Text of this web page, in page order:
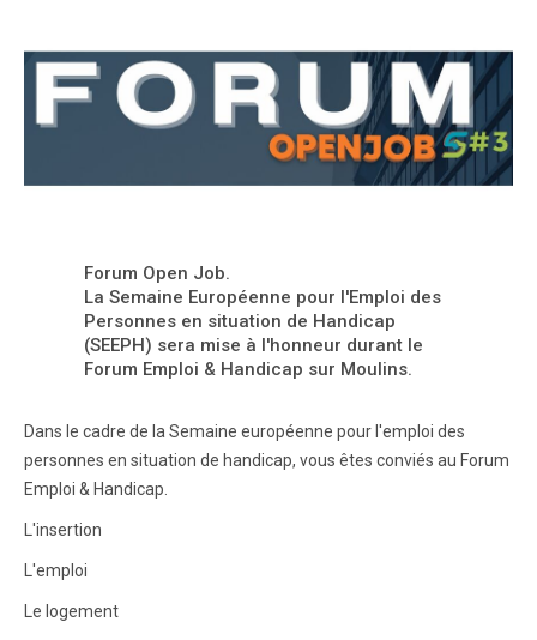
Forum Open Job.
La Semaine Européenne pour l'Emploi des
Personnes en situation de Handicap
(SEEPH) sera mise à l'honneur durant le
Forum Emploi & Handicap sur Moulins.
Dans le cadre de la Semaine européenne pour l'emploi des
personnes en situation de handicap, vous êtes conviés au Forum
Emploi & Handicap.
L'insertion
L'emploi
Le logement